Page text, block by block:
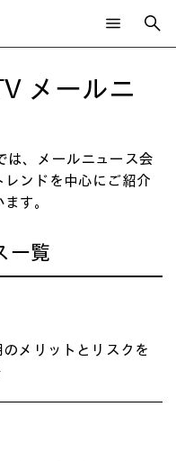
レポート
ます。メールニ
は、メールニュース会
ンドを中心にご紹介
す。
一覧
メリットとリスクを